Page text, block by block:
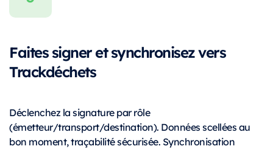
Faites signer et synchronisez vers
Trackdéchets
Déclenchez la signature par rôle
(émetteur/transport/destination). Données scellées au
bon moment, traçabilité sécurisée. Synchronisation